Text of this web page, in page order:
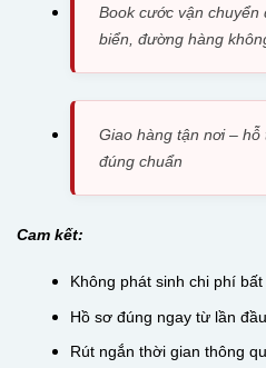
Book cước vận
biển, đường hàng
Giao hàng tận nơi –
đúng chuẩn
Cam kết:
Không phát sinh chi phí
Hồ sơ đúng ngay từ lần đầu
Rút ngắn thời gian thông